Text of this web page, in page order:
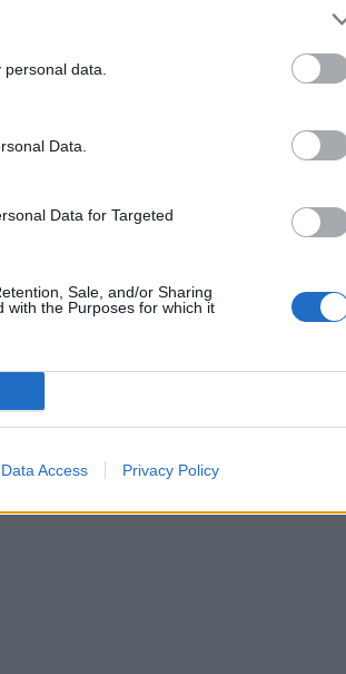
data.
Data.
Data for Targeted
Sale, and/or Sharing
with the Purposes for which it
Data Access Privacy Policy